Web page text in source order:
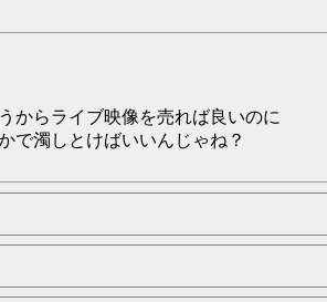
からライブ映像を売れば良いのに
で濁しとけばいいんじゃね？